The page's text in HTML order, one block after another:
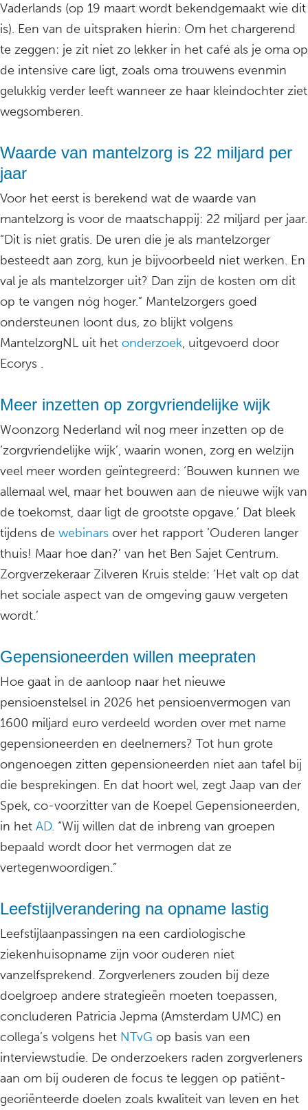
Vaderlands (op 19 maart wordt bekendgemaakt wie dit
is). Een van de uitspraken hierin: Om het chargerend
te zeggen: je zit niet zo lekker in het café als je oma op
de intensive care ligt, zoals oma trouwens evenmin
gelukkig verder leeft wanneer ze haar kleindochter ziet
wegsomberen.
Waarde van mantelzorg is 22 miljard per
jaar
Voor het eerst is berekend wat de waarde van
mantelzorg is voor de maatschappij: 22 miljard per jaar.
“Dit is niet gratis. De uren die je als mantelzorger
besteedt aan zorg, kun je bijvoorbeeld niet werken. En
val je als mantelzorger uit? Dan zijn de kosten om dit
op te vangen nóg hoger.” Mantelzorgers goed
ondersteunen loont dus, zo blijkt volgens
MantelzorgNL uit het onderzoek, uitgevoerd door
Ecorys .
Meer inzetten op zorgvriendelijke wijk
Woonzorg Nederland wil nog meer inzetten op de
‘zorgvriendelijke wijk’, waarin wonen, zorg en welzijn
veel meer worden geïntegreerd: ‘Bouwen kunnen we
allemaal wel, maar het bouwen aan de nieuwe wijk van
de toekomst, daar ligt de grootste opgave.’ Dat bleek
tijdens de webinars over het rapport ‘Ouderen langer
thuis! Maar hoe dan?’ van het Ben Sajet Centrum.
Zorgverzekeraar Zilveren Kruis stelde: ‘Het valt op dat
het sociale aspect van de omgeving gauw vergeten
wordt.’
Gepensioneerden willen meepraten
Hoe gaat in de aanloop naar het nieuwe
pensioenstelsel in 2026 het pensioenvermogen van
1600 miljard euro verdeeld worden over met name
gepensioneerden en deelnemers? Tot hun grote
ongenoegen zitten gepensioneerden niet aan tafel bij
die besprekingen. En dat hoort wel, zegt Jaap van der
Spek, co-voorzitter van de Koepel Gepensioneerden,
in het AD. “Wij willen dat de inbreng van groepen
bepaald wordt door het vermogen dat ze
vertegenwoordigen.”
Leefstijlverandering na opname lastig
Leefstijlaanpassingen na een cardiologische
ziekenhuisopname zijn voor ouderen niet
vanzelfsprekend. Zorgverleners zouden bij deze
doelgroep andere strategieën moeten toepassen,
concluderen Patricia Jepma (Amsterdam UMC) en
collega’s volgens het NTvG op basis van een
interviewstudie. De onderzoekers raden zorgverleners
aan om bij ouderen de focus te leggen op patiënt-
georiënteerde doelen zoals kwaliteit van leven en het